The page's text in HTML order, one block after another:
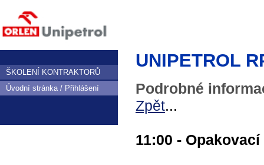
ŠKOLENÍ KONTRAKTORŮ
Úvodní stránka / Přihlášení
UNIPETROL
Podrobné
Zpět...
11:00 -